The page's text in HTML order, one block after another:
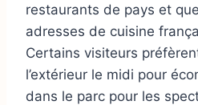
restaurants de pays et
adresses de cuisine
Certains visiteurs
l’extérieur le midi pour
dans le parc pour les